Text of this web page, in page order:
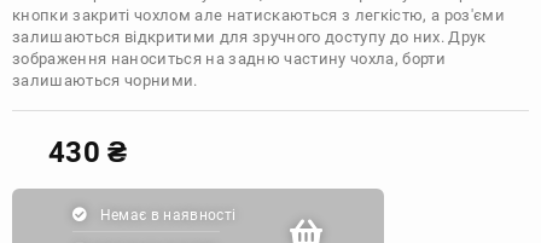
кнопки закриті чохлом але натискаються з легкістю, а роз'єми
залишаються відкритими для зручного доступу до них. Друк
зображення наноситься на задню частину чохла, борти
залишаються чорними.
430₴
Немає в наявності